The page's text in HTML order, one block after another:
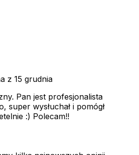
z 15 grudnia
Pan jest profesjonalista
super wysłuchał i pomógł
:) Polecam!!